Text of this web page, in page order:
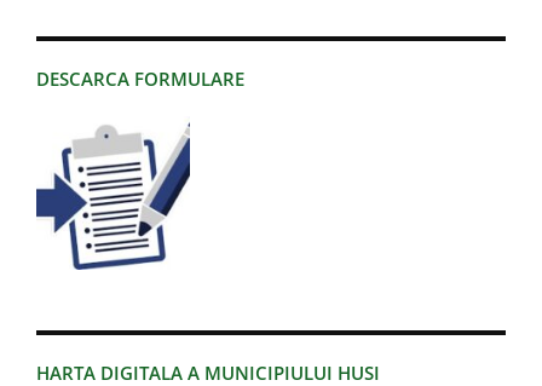
DESCARCA FORMULARE
HARTA DIGITALA A MUNICIPIULUI HUSI